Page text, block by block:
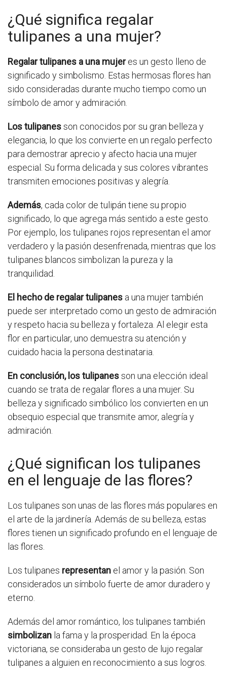
¿Qué significa regalar
tulipanes a una mujer?
Regalar tulipanes a una mujeres un gesto lleno de
significado y simbolismo. Estas hermosas flores han
sido consideradas durante mucho tiempo como un
símbolo de amor y admiración.
Los tulipanesson conocidos por su gran belleza y
elegancia, lo que los convierte en un regalo perfecto
para demostrar aprecio y afecto hacia una mujer
especial. Su forma delicada y sus colores vibrantes
transmiten emociones positivas y alegría.
Además, cada color de tulipán tiene su propio
significado, lo que agrega más sentido a este gesto.
Por ejemplo, los tulipanes rojos representan el amor
verdadero y la pasión desenfrenada, mientras que los
tulipanes blancos simbolizan la pureza y la
tranquilidad.
El hecho de regalar tulipanes a una mujer también
puede ser interpretado como un gesto de admiración
y respeto hacia su belleza y fortaleza. Al elegir esta
flor en particular, uno demuestra su atención y
cuidado hacia la persona destinataria.
En conclusión, los tulipanesson una elección ideal
cuando se trata de regalar flores a una mujer. Su
belleza y significado simbólico los convierten en un
obsequio especial que transmite amor, alegría y
admiración.
¿Qué significan los tulipanes
en el lenguaje de las flores?
Los tulipanes son unas de las flores más populares en
el arte de la jardinería. Además de su belleza, estas
flores tienen un significado profundo en el lenguaje de
las flores.
Los tulipanes representan el amor y la pasión. Son
considerados un símbolo fuerte de amor duradero y
eterno.
Además del amor romántico, los tulipanes también
simbolizan la fama y la prosperidad. En la época
victoriana, se consideraba un gesto de lujo regalar
tulipanes a alguien en reconocimiento a sus logros.